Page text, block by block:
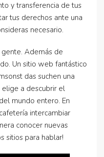
y transferencia de tus
tus derechos ante una
necesario.
Además de
Un sitio web fantástico
das suchen una
elige a descubrir el
mundo entero. En
intercambiar
conocer nuevas
sitios para hablar!